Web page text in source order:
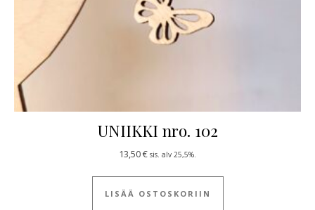
UNIIKKI nro. 102
13,50€ sis. alv 25,5%.
LISÄÄ OSTOSKORIIN